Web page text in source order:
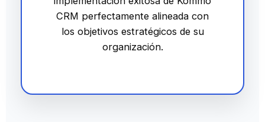
CRM perfectamente alineada con
los objetivos estratégicos de su
organización.